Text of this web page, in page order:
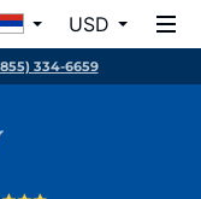
USD
334-6659